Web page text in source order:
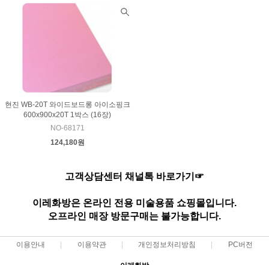
현진 WB-20T 와이드보드롱 아이소핑크
600x900x20T 1박스 (16장)
NO-68171
124,180원
고객상담센터 채널톡 바로가기☞
이레화방은 온라인 전용 미술용품 쇼핑몰입니다.
오프라인 매장 방문구매는 불가능합니다.
이용안내 이용약관 개인정보처리방침 PC버전